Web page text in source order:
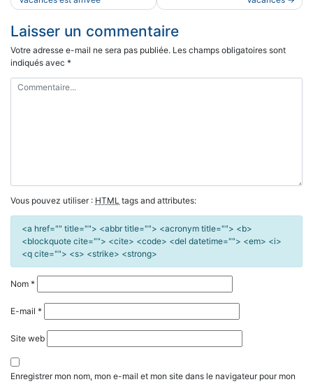
l’article
Laisser un commentaire
Votre adresse e-mail ne sera pas publiée. Les champs obligatoires sont
indiqués avec *
Vous pouvez utiliser : HTML tags and attributes:
<a href="" title=""> <abbr title=""> <acronym title=""> <b>
<blockquote cite=""> <cite> <code> <del datetime=""> <em> <i>
<q cite=""> <s> <strike> <strong>
Nom *
E-mail *
Site web
Enregistrer mon nom, mon e-mail et mon site dans le navigateur pour mon